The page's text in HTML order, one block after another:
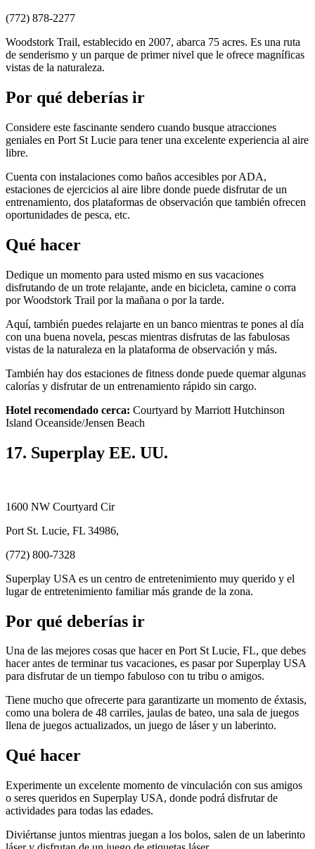
(772) 878-2277
Woodstork Trail, establecido en 2007, abarca 75 acres. Es una ruta
de senderismo y un parque de primer nivel que le ofrece magníficas
vistas de la naturaleza.
Por qué deberías ir
Considere este fascinante sendero cuando busque atracciones
geniales en Port St Lucie para tener una excelente experiencia al aire
libre.
Cuenta con instalaciones como baños accesibles por ADA,
estaciones de ejercicios al aire libre donde puede disfrutar de un
entrenamiento, dos plataformas de observación que también ofrecen
oportunidades de pesca, etc.
Qué hacer
Dedique un momento para usted mismo en sus vacaciones
disfrutando de un trote relajante, ande en bicicleta, camine o corra
por Woodstork Trail por la mañana o por la tarde.
Aquí, también puedes relajarte en un banco mientras te pones al día
con una buena novela, pescas mientras disfrutas de las fabulosas
vistas de la naturaleza en la plataforma de observación y más.
También hay dos estaciones de fitness donde puede quemar algunas
calorías y disfrutar de un entrenamiento rápido sin cargo.
Hotel recomendado cerca: Courtyard by Marriott Hutchinson
Island Oceanside/Jensen Beach
17. Superplay EE. UU.
1600 NW Courtyard Cir
Port St. Lucie, FL 34986,
(772) 800-7328
Superplay USA es un centro de entretenimiento muy querido y el
lugar de entretenimiento familiar más grande de la zona.
Por qué deberías ir
Una de las mejores cosas que hacer en Port St Lucie, FL, que debes
hacer antes de terminar tus vacaciones, es pasar por Superplay USA
para disfrutar de un tiempo fabuloso con tu tribu o amigos.
Tiene mucho que ofrecerte para garantizarte un momento de éxtasis,
como una bolera de 48 carriles, jaulas de bateo, una sala de juegos
llena de juegos actualizados, un juego de láser y un laberinto.
Qué hacer
Experimente un excelente momento de vinculación con sus amigos
o seres queridos en Superplay USA, donde podrá disfrutar de
actividades para todas las edades.
Diviértanse juntos mientras juegan a los bolos, salen de un laberinto